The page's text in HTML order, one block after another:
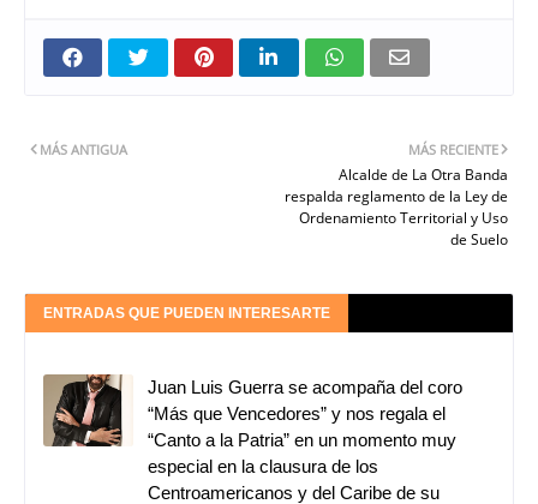
MÁS RECIENTE
Alcalde de La Otra Banda
respalda reglamento de la Ley de
Ordenamiento Territorial y Uso
de Suelo
MÁS ANTIGUA
ENTRADAS QUE PUEDEN INTERESARTE
Juan Luis Guerra se acompaña del coro
“Más que Vencedores” y nos regala el
“Canto a la Patria” en un momento muy
especial en la clausura de los
Centroamericanos y del Caribe de su